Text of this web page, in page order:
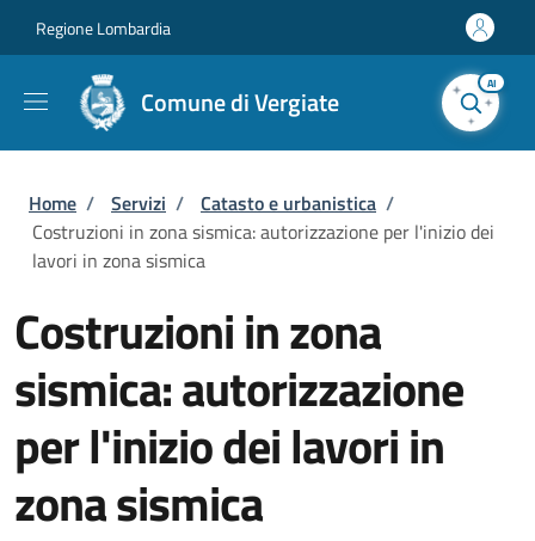
Regione Lombardia
Comune di Vergiate
AI
Briciole di pane
Home / Servizi / Catasto e urbanistica /
Costruzioni in zona sismica: autorizzazione per l'inizio dei
lavori in zona sismica
Costruzioni in zona
sismica: autorizzazione
per l'inizio dei lavori in
zona sismica